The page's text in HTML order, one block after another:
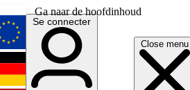
Ga naar de hoofdinhoud
Close menu
English
Deutsch
Se connecter